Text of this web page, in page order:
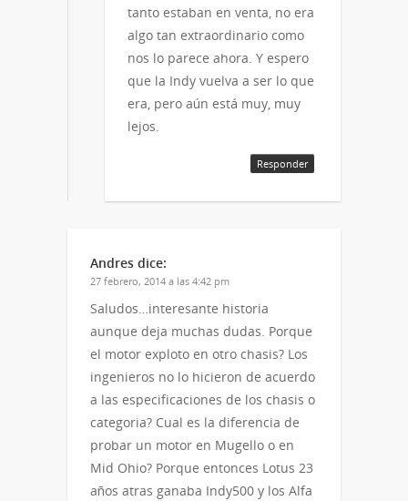
tanto estaban en venta, no era
algo tan extraordinario como
nos lo parece ahora. Y espero
que la Indy vuelva a ser lo que
era, pero aún está muy, muy
lejos.
Responder
Andres dice:
27 febrero, 2014 a las 4:42 pm
Saludos…interesante historia
aunque deja muchas dudas. Porque
el motor exploto en otro chasis? Los
ingenieros no lo hicieron de acuerdo
a las especificaciones de los chasis o
categoria? Cual es la diferencia de
probar un motor en Mugello o en
Mid Ohio? Porque entonces Lotus 23
años atras ganaba Indy500 y los Alfa